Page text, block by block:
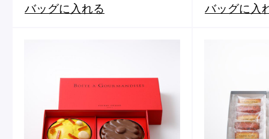
バッグに入れる バッグに入